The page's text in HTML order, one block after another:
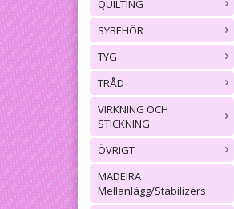
QUILTING
SYBEHÖR
TYG
TRÅD
VIRKNING OCH
STICKNING
ÖVRIGT
MADEIRA
Mellanlägg/Stabilizers